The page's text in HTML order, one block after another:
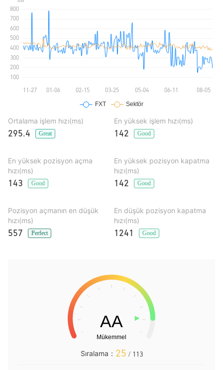
Ortalama işlem hızı(ms)
295.4 Great
En yüksek işlem hızı(ms)
142 Good
En yüksek pozisyon açma
hızı(ms)
143 Good
En yüksek pozisyon kapatma
hızı(ms)
142 Good
Pozisyon açmanın en düşük
hızı(ms)
557 Perfect
En düşük pozisyon kapatma
hızı(ms)
1241 Good
Sıralama： 25 / 113